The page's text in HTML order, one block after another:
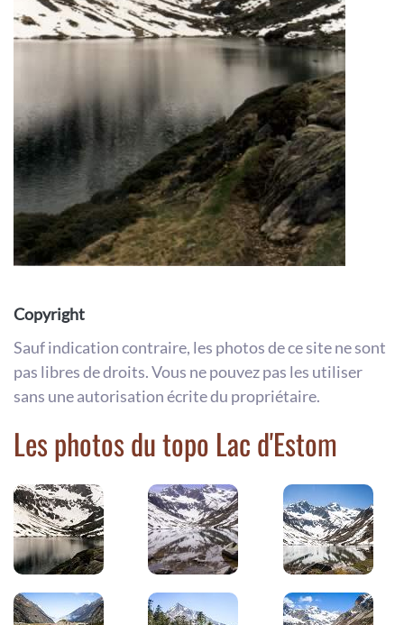
Copyright
Sauf indication contraire, les photos de ce site ne sont
pas libres de droits. Vous ne pouvez pas les utiliser
sans une autorisation écrite du propriétaire.
Les photos du topo Lac d'Estom